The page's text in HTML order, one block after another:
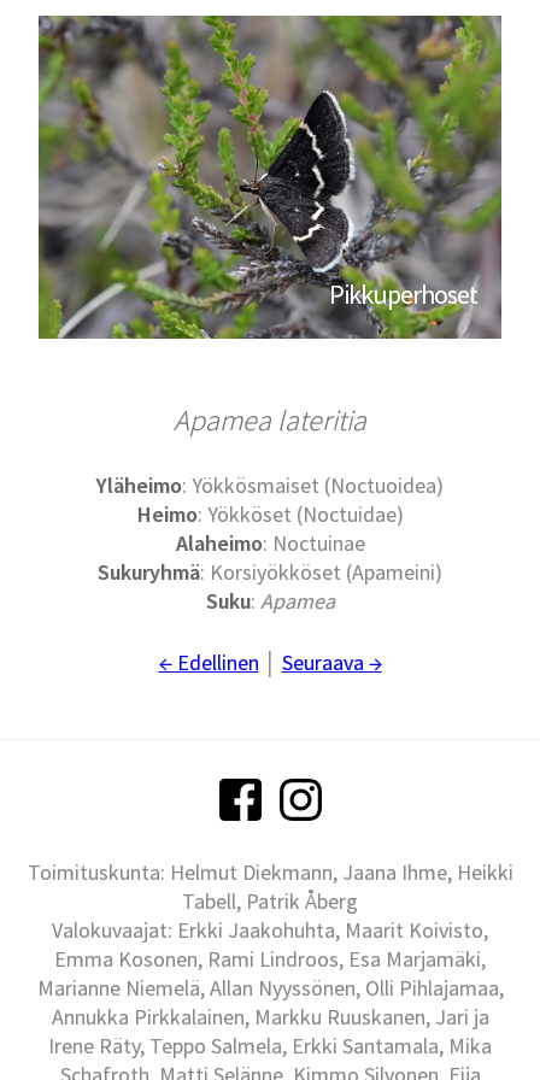
Pikkuperhoset
Apamea lateritia
Yläheimo: Yökkösmaiset (Noctuoidea)
Heimo: Yökköset (Noctuidae)
Alaheimo: Noctuinae
Sukuryhmä: Korsiyökköset (Apameini)
Suku: Apamea
← Edellinen Seuraava →
Toimituskunta: Helmut Diekmann, Jaana Ihme, Heikki
Tabell, Patrik Åberg
Valokuvaajat: Erkki Jaakohuhta, Maarit Koivisto,
Emma Kosonen, Rami Lindroos, Esa Marjamäki,
Marianne Niemelä, Allan Nyyssönen, Olli Pihlajamaa,
Annukka Pirkkalainen, Markku Ruuskanen, Jari ja
Irene Räty, Teppo Salmela, Erkki Santamala, Mika